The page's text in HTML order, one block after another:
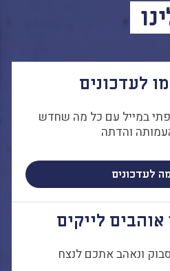
לעדכונים
במייל עם כל מה שחדש
והדתה
לעדכונים
אוהבים לייקים
ונאהב אתכם לנצח